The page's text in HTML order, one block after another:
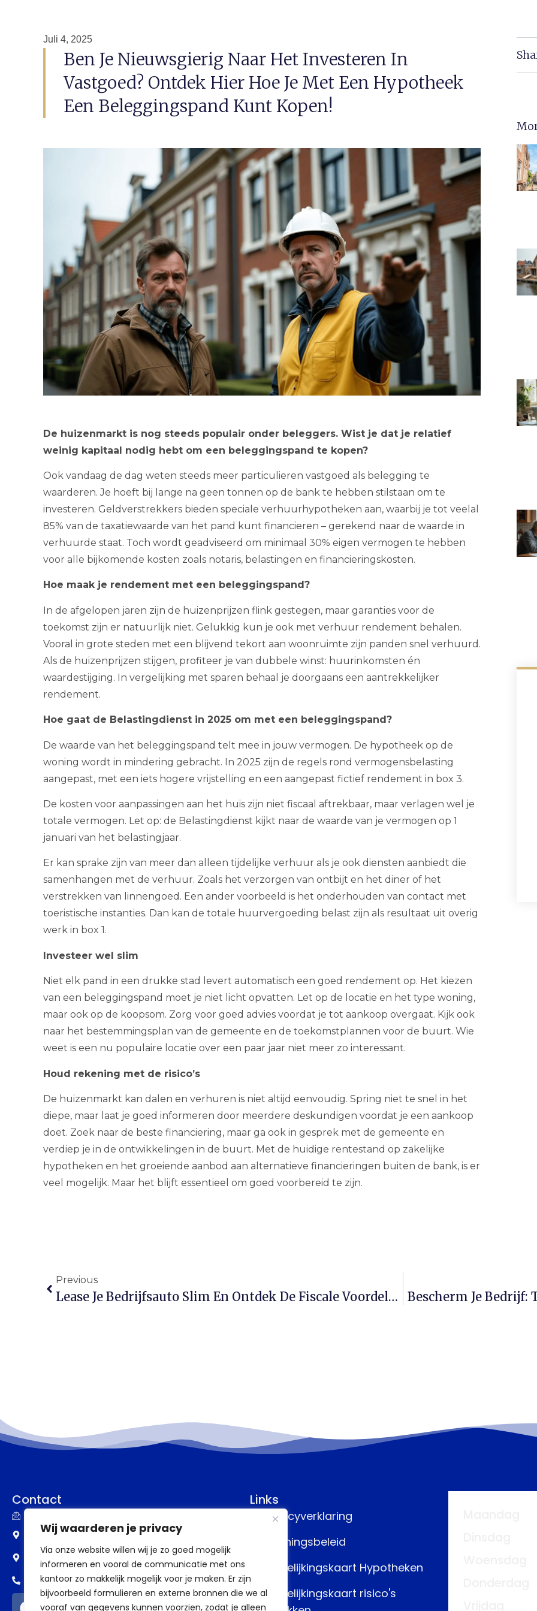
Wij waarderen je privacy
Via onze website willen wij je zo goed mogelijk
informeren en vooral de communicatie met ons
kantoor zo makkelijk mogelijk voor je maken. Er zijn
bijvoorbeeld formulieren en externe bronnen die we al
vooraf van gegevens kunnen voorzien, zodat je alleen
Juli 4, 2025
Ben Je Nieuwsgierig Naar Het Investeren In
Vastgoed? Ontdek Hier Hoe Je Met Een Hypotheek
Een Beleggingspand Kunt Kopen!
De huizenmarkt is nog steeds populair onder beleggers. Wist je dat je relatief
weinig kapitaal nodig hebt om een beleggingspand te kopen?
Ook vandaag de dag weten steeds meer particulieren vastgoed als belegging te
waarderen. Je hoeft bij lange na geen tonnen op de bank te hebben stilstaan om te
investeren. Geldverstrekkers bieden speciale verhuurhypotheken aan, waarbij je tot veelal
85% van de taxatiewaarde van het pand kunt financieren – gerekend naar de waarde in
verhuurde staat. Toch wordt geadviseerd om minimaal 30% eigen vermogen te hebben
voor alle bijkomende kosten zoals notaris, belastingen en financieringskosten.
Hoe maak je rendement met een beleggingspand?
In de afgelopen jaren zijn de huizenprijzen flink gestegen, maar garanties voor de
toekomst zijn er natuurlijk niet. Gelukkig kun je ook met verhuur rendement behalen.
Vooral in grote steden met een blijvend tekort aan woonruimte zijn panden snel verhuurd.
Als de huizenprijzen stijgen, profiteer je van dubbele winst: huurinkomsten én
waardestijging. In vergelijking met sparen behaal je doorgaans een aantrekkelijker
rendement.
Hoe gaat de Belastingdienst in 2025 om met een beleggingspand?
De waarde van het beleggingspand telt mee in jouw vermogen. De hypotheek op de
woning wordt in mindering gebracht. In 2025 zijn de regels rond vermogensbelasting
aangepast, met een iets hogere vrijstelling en een aangepast fictief rendement in box 3.
De kosten voor aanpassingen aan het huis zijn niet fiscaal aftrekbaar, maar verlagen wel je
totale vermogen. Let op: de Belastingdienst kijkt naar de waarde van je vermogen op 1
januari van het belastingjaar.
Er kan sprake zijn van meer dan alleen tijdelijke verhuur als je ook diensten aanbiedt die
samenhangen met de verhuur. Zoals het verzorgen van ontbijt en het diner of het
verstrekken van linnengoed. Een ander voorbeeld is het onderhouden van contact met
toeristische instanties. Dan kan de totale huurvergoeding belast zijn als resultaat uit overig
werk in box 1.
Investeer wel slim
Niet elk pand in een drukke stad levert automatisch een goed rendement op. Het kiezen
van een beleggingspand moet je niet licht opvatten. Let op de locatie en het type woning,
maar ook op de koopsom. Zorg voor goed advies voordat je tot aankoop overgaat. Kijk ook
naar het bestemmingsplan van de gemeente en de toekomstplannen voor de buurt. Wie
weet is een nu populaire locatie over een paar jaar niet meer zo interessant.
Houd rekening met de risico’s
De huizenmarkt kan dalen en verhuren is niet altijd eenvoudig. Spring niet te snel in het
diepe, maar laat je goed informeren door meerdere deskundigen voordat je een aankoop
doet. Zoek naar de beste financiering, maar ga ook in gesprek met de gemeente en
verdiep je in de ontwikkelingen in de buurt. Met de huidige rentestand op zakelijke
hypotheken en het groeiende aanbod aan alternatieve financieringen buiten de bank, is er
veel mogelijk. Maar het blijft essentieel om goed voorbereid te zijn.
Previous
Lease Je Bedrijfsauto Slim En Ontdek De Fiscale Voordelen Voor Jou Bescherm Je Bedrijf:
Contact
Frankenstraat 77
6582 CW Heumen
0318 - 388 69 98
Links
Privacyverklaring
Beloningsbeleid
Vergelijkingskaart Hypotheken
Vergelijkingskaart risico's